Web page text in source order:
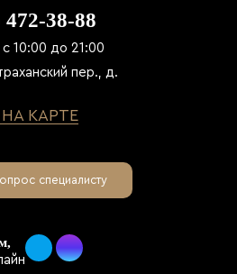
472-38-88
10:00 до 21:00
пер., д.
КАРТЕ
специалисту